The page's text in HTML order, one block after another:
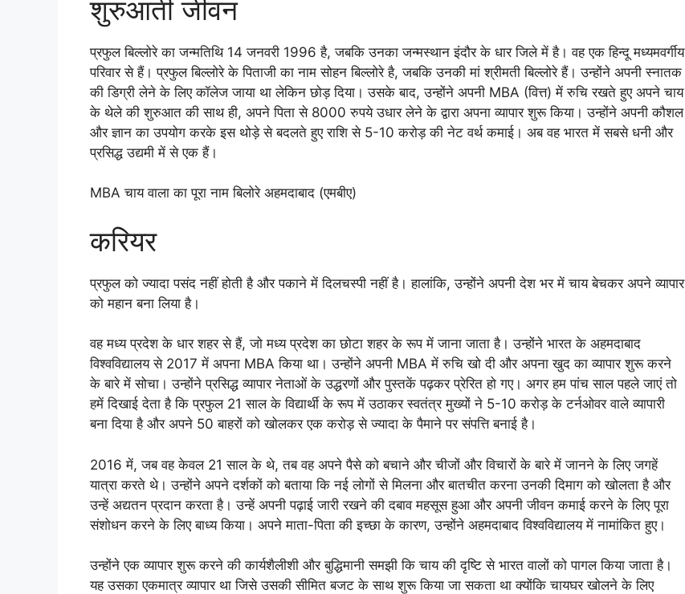
शुरुआती जीवन
प्रफुल बिल्लोरे का जन्मतिथि 14 जनवरी 1996 है, जबकि उनका जन्मस्थान इंदौर के धार जिले में है। वह एक हिन्दू मध्यमवर्गीय
परिवार से हैं। प्रफुल बिल्लोरे के पिताजी का नाम सोहन बिल्लोरे है, जबकि उनकी मां श्रीमती बिल्लोरे हैं। उन्होंने अपनी स्नातक
की डिग्री लेने के लिए कॉलेज जाया था लेकिन छोड़ दिया। उसके बाद, उन्होंने अपनी MBA (वित्त) में रुचि रखते हुए अपने चाय
के थेले की शुरुआत की साथ ही, अपने पिता से 8000 रुपये उधार लेने के द्वारा अपना व्यापार शुरू किया। उन्होंने अपनी कौशल
और ज्ञान का उपयोग करके इस थोड़े से बदलते हुए राशि से 5-10 करोड़ की नेट वर्थ कमाई। अब वह भारत में सबसे धनी और
प्रसिद्ध उद्यमी में से एक हैं।
MBA चाय वाला का पूरा नाम बिलोरे अहमदाबाद (एमबीए)
करियर
प्रफुल को ज्यादा पसंद नहीं होती है और पकाने में दिलचस्पी नहीं है। हालांकि, उन्होंने अपनी देश भर में चाय बेचकर अपने व्यापार
को महान बना लिया है।
वह मध्य प्रदेश के धार शहर से हैं, जो मध्य प्रदेश का छोटा शहर के रूप में जाना जाता है। उन्होंने भारत के अहमदाबाद
विश्वविद्यालय से 2017 में अपना MBA किया था। उन्होंने अपनी MBA में रुचि खो दी और अपना खुद का व्यापार शुरू करने
के बारे में सोचा। उन्होंने प्रसिद्ध व्यापार नेताओं के उद्धरणों और पुस्तकें पढ़कर प्रेरित हो गए। अगर हम पांच साल पहले जाएं तो
हमें दिखाई देता है कि प्रफुल 21 साल के विद्यार्थी के रूप में उठाकर स्वतंत्र मुख्यों ने 5-10 करोड़ के टर्नओवर वाले व्यापारी
बना दिया है और अपने 50 बाहरों को खोलकर एक करोड़ से ज्यादा के पैमाने पर संपत्ति बनाई है।
2016 में, जब वह केवल 21 साल के थे, तब वह अपने पैसे को बचाने और चीजों और विचारों के बारे में जानने के लिए जगहें
यात्रा करते थे। उन्होंने अपने दर्शकों को बताया कि नई लोगों से मिलना और बातचीत करना उनकी दिमाग को खोलता है और
उन्हें अद्यतन प्रदान करता है। उन्हें अपनी पढ़ाई जारी रखने की दबाव महसूस हुआ और अपनी जीवन कमाई करने के लिए पूरा
संशोधन करने के लिए बाध्य किया। अपने माता-पिता की इच्छा के कारण, उन्होंने अहमदाबाद विश्वविद्यालय में नामांकित हुए।
उन्होंने एक व्यापार शुरू करने की कार्यशैलीशी और बुद्धिमानी समझी कि चाय की दृष्टि से भारत वालों को पागल किया जाता है।
यह उसका एकमात्र व्यापार था जिसे उसकी सीमित बजट के साथ शुरू किया जा सकता था क्योंकि चायघर खोलने के लिए